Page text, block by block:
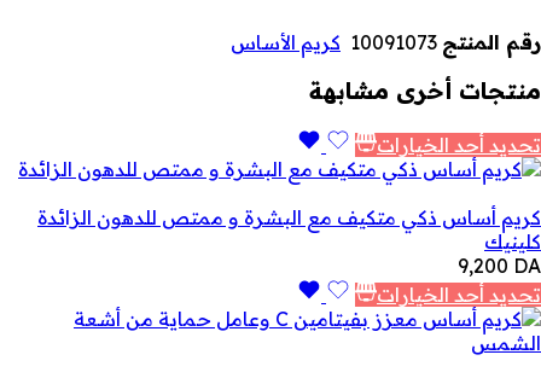
رقم المنتج 10091073 كريم الأساس
منتجات أخرى مشابهة
تحديد أحد الخيارات
كريم أساس ذكي متكيف مع البشرة و ممتص للدهون الزائدة
كلينيك
9,200 DA
تحديد أحد الخيارات